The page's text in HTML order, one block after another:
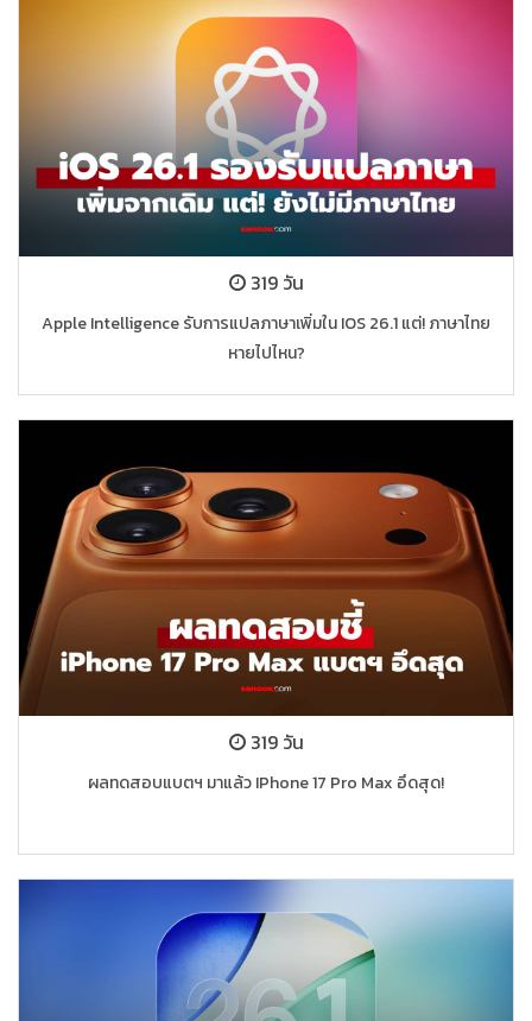
319 วัน
Apple Intelligence รับการแปลภาษาเพิ่มใน IOS 26.1 แต่! ภาษาไทย
หายไปไหน?
319 วัน
ผลทดสอบแบตฯ มาแล้ว IPhone 17 Pro Max อึดสุด!